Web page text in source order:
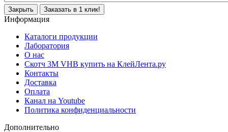
Закрыть Заказать в 1 клик!
Информация
Каталоги продукции
Лаборатория
О нас
Скотч 3M VHB купить на КлейЛента.ру
Контакты
Доставка
Оплата
Канал на Youtube
Политика конфиденциальности
Дополнительно